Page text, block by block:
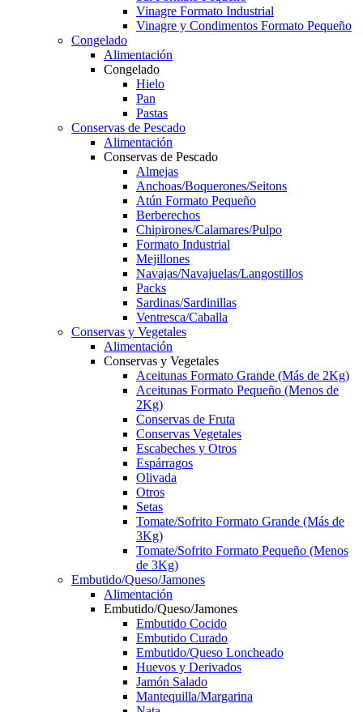
Vinagre Formato Industrial
Vinagre y Condimentos Formato Pequeño
Congelado
Alimentación
Congelado
Hielo
Pan
Pastas
Conservas de Pescado
Alimentación
Conservas de Pescado
Almejas
Anchoas/Boquerones/Seitons
Atún Formato Pequeño
Berberechos
Chipirones/Calamares/Pulpo
Formato Industrial
Mejillones
Navajas/Navajuelas/Langostillos
Packs
Sardinas/Sardinillas
Ventresca/Caballa
Conservas y Vegetales
Alimentación
Conservas y Vegetales
Aceitunas Formato Grande (Más de 2Kg)
Aceitunas Formato Pequeño (Menos de
2Kg)
Conservas de Fruta
Conservas Vegetales
Escabeches y Otros
Espárragos
Olivada
Otros
Setas
Tomate/Sofrito Formato Grande (Más de
3Kg)
Tomate/Sofrito Formato Pequeño (Menos
de 3Kg)
Embutido/Queso/Jamones
Alimentación
Embutido/Queso/Jamones
Embutido Cocido
Embutido Curado
Embutido/Queso Loncheado
Huevos y Derivados
Jamón Salado
Mantequilla/Margarina